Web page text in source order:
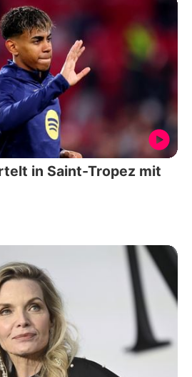
in Saint-Tropez mit